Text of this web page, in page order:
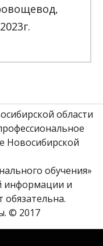
области
Новосибирской
обучения»
информации и
обязательна.
© 2017